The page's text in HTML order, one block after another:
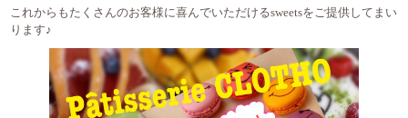
これからもたくさんのお客様に喜んでいただけるsweetsをご提供してまい
ります♪